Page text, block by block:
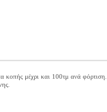
κοπής μέχρι και 100τμ ανά φόρτιση.